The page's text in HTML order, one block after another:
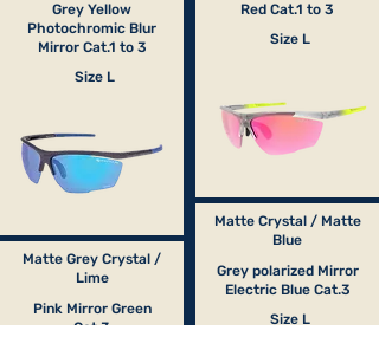
Grey Yellow
Photochromic Blur
Mirror Cat.1 to 3
Size L
Matte Grey Crystal /
Lime
Pink Mirror Green
Cat.3
Red Cat.1 to 3
Size L
Matte Crystal / Matte
Blue
Grey polarized Mirror
Electric Blue Cat.3
Size L